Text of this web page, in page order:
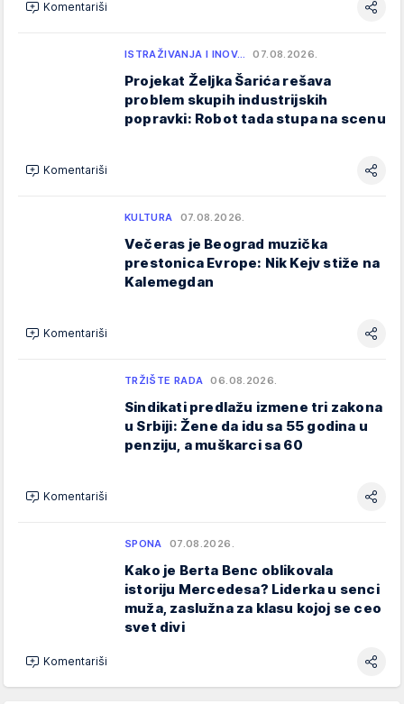
Komentariši
ISTRAŽIVANJA I INOV… 07.08.2026.
Projekat Željka Šarića rešava
problem skupih industrijskih
popravki: Robot tada stupa na scenu
Komentariši
KULTURA 07.08.2026.
Večeras je Beograd muzička
prestonica Evrope: Nik Kejv stiže na
Kalemegdan
Komentariši
TRŽIŠTE RADA 06.08.2026.
Sindikati predlažu izmene tri zakona
u Srbiji: Žene da idu sa 55 godina u
penziju, a muškarci sa 60
Komentariši
SPONA 07.08.2026.
Kako je Berta Benc oblikovala
istoriju Mercedesa? Liderka u senci
muža, zaslužna za klasu kojoj se ceo
svet divi
Komentariši